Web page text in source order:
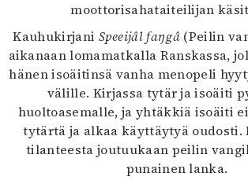
moottorisahataiteilijan
Kauhukirjani Speeijâl faŋgâ (Peilin
aikanaan lomamatkalla Ranskassa,
hänen isoäitinsä vanha menopeli
välille. Kirjassa tytär ja isoäiti
huoltoasemalle, ja yhtäkkiä isoäiti
tytärtä ja alkaa käyttäytyä oudosti.
tilanteesta joutuukaan peilin
punainen lanka.